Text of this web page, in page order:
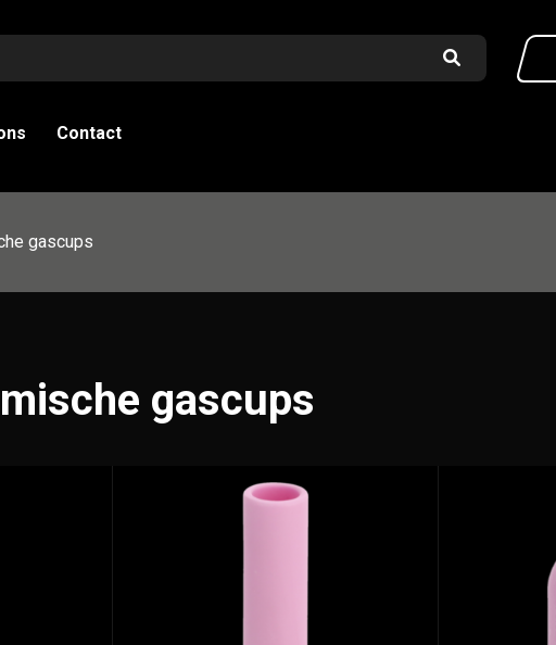
Contact
gascups
gascups